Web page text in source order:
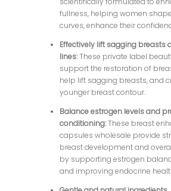
fullness, helping women
curves, enhance their
Effectively lift sagging breasts
lines:These private label
support the restoration of
help lift sagging breasts, and
younger breast contour.
Balance estrogen levels and
conditioning:These breast
capsules wholesale provide
breast development and
by supporting estrogen
and improving endocrine